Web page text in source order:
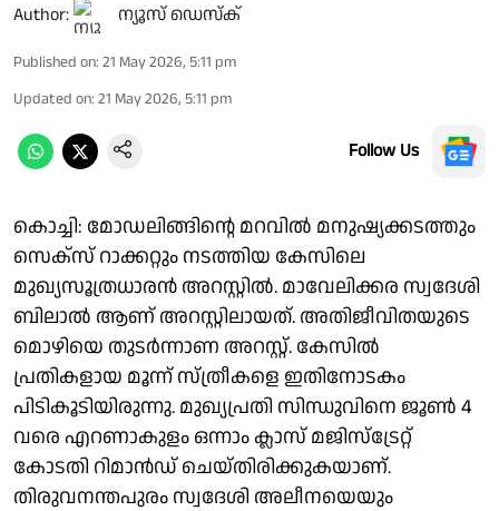
Author: ന്യൂസ് ഡെസ്ക്
Published on: 21 May 2026, 5:11 pm
Updated on: 21 May 2026, 5:11 pm
Follow Us
കൊച്ചി: മോഡലിങ്ങിന്റെ മറവില്‍ മനുഷ്യക്കടത്തും
സെക്‌സ് റാക്കറ്റും നടത്തിയ കേസിലെ
മുഖ്യസൂത്രധാരന്‍ അറസ്റ്റില്‍. മാവേലിക്കര സ്വദേശി
ബിലാല്‍ ആണ് അറസ്റ്റിലായത്. അതിജീവിതയുടെ
മൊഴിയെ തുടർന്നാണ അറസ്റ്റ്. കേസിൽ
പ്രതികളായ മൂന്ന് സ്ത്രീകളെ ഇതിനോടകം
പിടികൂടിയിരുന്നു. മുഖ്യപ്രതി സിന്ധുവിനെ ജൂൺ 4
വരെ എറണാകുളം ഒന്നാം ക്ലാസ് മജിസ്‌ട്രേറ്റ്
കോടതി റിമാൻഡ് ചെയ്തിരിക്കുകയാണ്.
തിരുവനന്തപുരം സ്വദേശി അലീനയെയും